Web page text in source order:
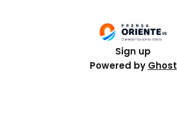
Sign up
Powered by Ghost